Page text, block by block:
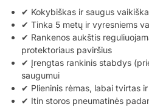
✔ Kokybiškas ir saugus
✔ Tinka 5 metų ir vyresniems
✔ Rankenos aukštis
protektoriaus paviršius
✔ Įrengtas rankinis stabdys
saugumui
✔ Plieninis rėmas, labai tvirtas
✔ Itin storos pneumatinės